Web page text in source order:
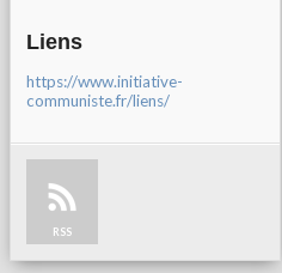
Liens
https://www.initiative-
communiste.fr/liens/
RSS